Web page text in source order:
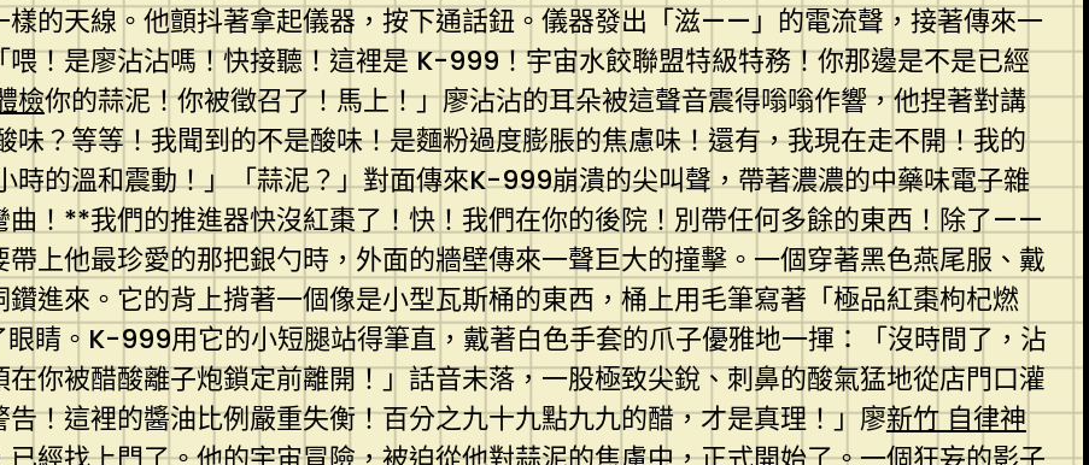
的天線。他顫抖著拿起儀器，按下通話鈕。儀器發出「滋——」的電流聲，接著傳來一
！是廖沾沾嗎！快接聽！這裡是 K-999！宇宙水餃聯盟特級特務！你那邊是不是已經
檢你的蒜泥！你被徵召了！馬上！」廖沾沾的耳朵被這聲音震得嗡嗡作響，他捏著對講
味？等等！我聞到的不是酸味！是麵粉過度膨脹的焦慮味！還有，我現在走不開！我的
時的溫和震動！」「蒜泥？」對面傳來K-999崩潰的尖叫聲，帶著濃濃的中藥味電子雜
！**我們的推進器快沒紅棗了！快！我們在你的後院！別帶任何多餘的東西！除了——
上他最珍愛的那把銀勺時，外面的牆壁傳來一聲巨大的撞擊。一個穿著黑色燕尾服、戴
進來。它的背上揹著一個像是小型瓦斯桶的東西，桶上用毛筆寫著「極品紅棗枸杞燃
睛。K-999用它的小短腿站得筆直，戴著白色手套的爪子優雅地一揮：「沒時間了，沾
你被醋酸離子炮鎖定前離開！」話音未落，一股極致尖銳、刺鼻的酸氣猛地從店門口灌
！這裡的醬油比例嚴重失衡！百分之九十九點九九的醋，才是真理！」廖新竹 自律神